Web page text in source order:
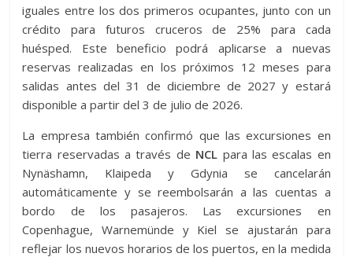
iguales entre los dos primeros ocupantes, junto con un
crédito para futuros cruceros de 25% para cada
huésped. Este beneficio podrá aplicarse a nuevas
reservas realizadas en los próximos 12 meses para
salidas antes del 31 de diciembre de 2027 y estará
disponible a partir del 3 de julio de 2026.
La empresa también confirmó que las excursiones en
tierra reservadas a través de NCL para las escalas en
Nynäshamn, Klaipeda y Gdynia se cancelarán
automáticamente y se reembolsarán a las cuentas a
bordo de los pasajeros. Las excursiones en
Copenhague, Warnemünde y Kiel se ajustarán para
reflejar los nuevos horarios de los puertos, en la medida